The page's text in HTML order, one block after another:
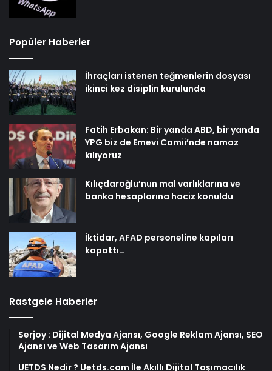
Popüler Haberler
İhraçları istenen teğmenlerin dosyası
ikinci kez disiplin kurulunda
Fatih Erbakan: Bir yanda ABD, bir yanda
YPG biz de Emevi Camii’nde namaz
kılıyoruz
Kılıçdaroğlu’nun mal varlıklarına ve
banka hesaplarına haciz konuldu
İktidar, AFAD personeline kapıları
kapattı…
Rastgele Haberler
Serjoy : Dijital Medya Ajansı, Google Reklam Ajansı, SEO
Ajansı ve Web Tasarım Ajansı
UETDS Nedir ? Uetds.com İle Akıllı Dijital Taşımacılık